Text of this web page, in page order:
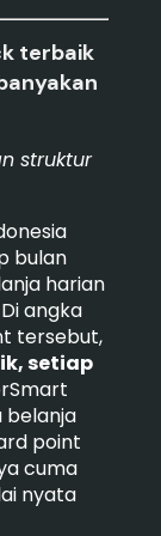
terbaik
struktur
bulan
harian
angka
tersebut,
setiap
belanja
point
cuma
nyata